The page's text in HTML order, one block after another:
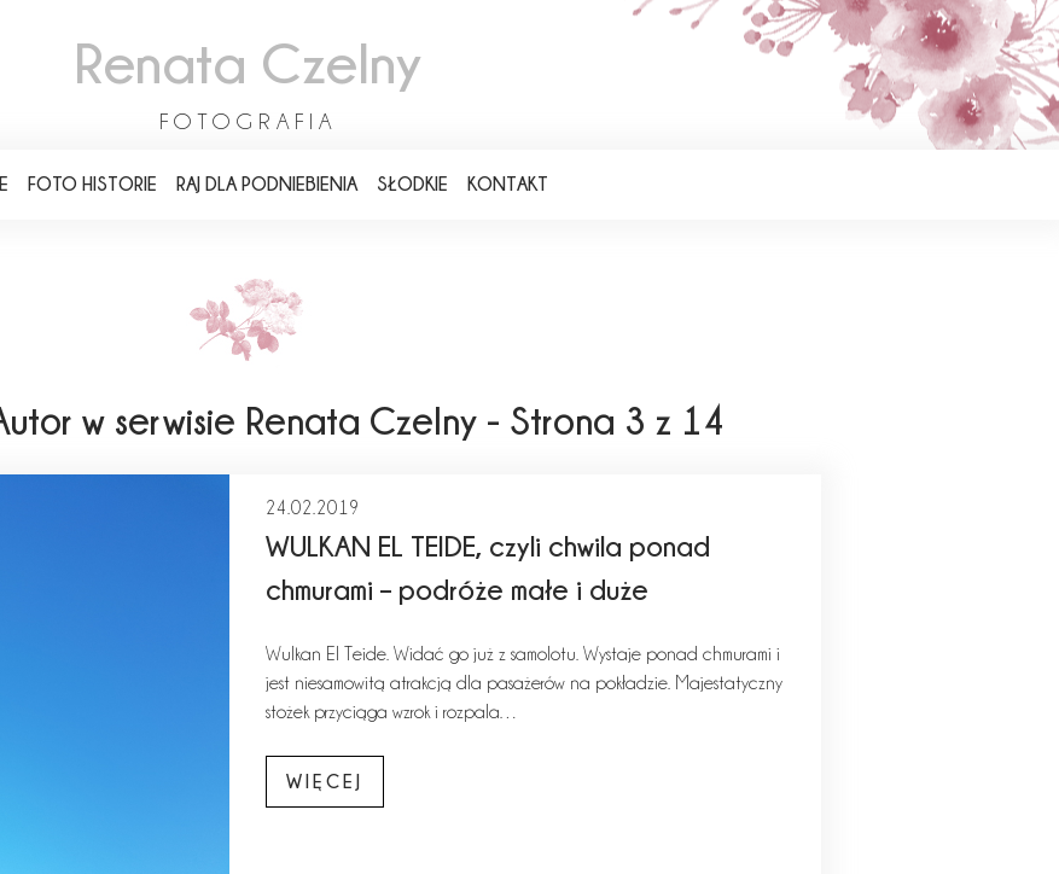
Renata Czelny
FOTOGRAFIA
FOTO HISTORIE RAJ DLA PODNIEBIENIA SŁODKIE KONTAKT
w serwisie Renata Czelny - Strona 3 z 14
24.02.2019
WULKAN EL TEIDE, czyli chwila ponad
chmurami – podróże małe i duże
Wulkan El Teide. Widać go już z samolotu. Wystaje ponad chmurami i
jest niesamowitą atrakcją dla pasażerów na pokładzie. Majestatyczny
stożek przyciąga wzrok i rozpala…
WIĘCEJ